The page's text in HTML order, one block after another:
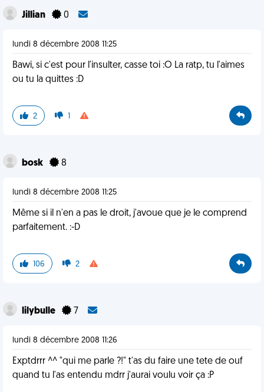
Jillian 0
lundi 8 décembre 2008 11:25
Bawi, si c'est pour l'insulter, casse toi :O La ratp, tu l'aimes
ou tu la quittes :D
2 1
bosk 8
lundi 8 décembre 2008 11:25
Même si il n'en a pas le droit, j'avoue que je le comprend
parfaitement. :-D
106 2
lilybulle 7
lundi 8 décembre 2008 11:26
Exptdrrr ^^ "qui me parle ?!" t'as du faire une tete de ouf
quand tu l'as entendu mdrr j'aurai voulu voir ça :P